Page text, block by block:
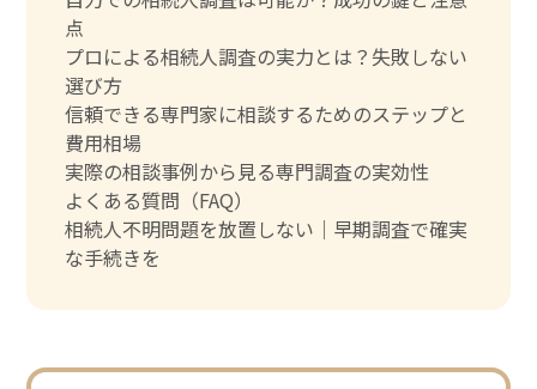
点
プロによる相続人調査の実力とは？失敗しない
選び方
信頼できる専門家に相談するためのステップと
費用相場
実際の相談事例から見る専門調査の実効性
よくある質問（FAQ）
相続人不明問題を放置しない｜早期調査で確実
な手続きを